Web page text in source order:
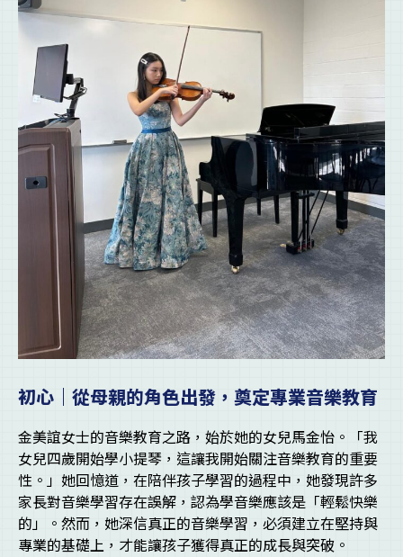
初心｜從母親的角色出發，奠定專業音樂教育
金美誼女士的音樂教育之路，始於她的女兒馬金怡。「我
女兒四歲開始學小提琴，這讓我開始關注音樂教育的重要
性。」她回憶道，在陪伴孩子學習的過程中，她發現許多
家長對音樂學習存在誤解，認為學音樂應該是「輕鬆快樂
的」。然而，她深信真正的音樂學習，必須建立在堅持與
專業的基礎上，才能讓孩子獲得真正的成長與突破。